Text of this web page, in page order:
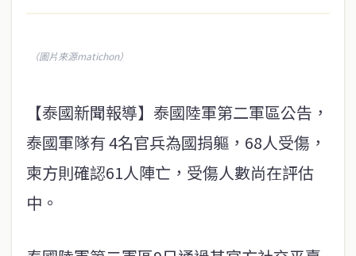
（圖片來源matichon）
【泰國新聞報導】泰國陸軍第二軍區公告，
泰國軍隊有 4名官兵為國捐軀，68人受傷，
柬方則確認61人陣亡，受傷人數尚在評估
中。